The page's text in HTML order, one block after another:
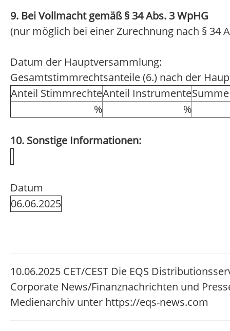
9. Bei Vollmacht gemäß § 34 Abs. 3 WpHG
(nur möglich bei einer Zurechnung nach § 34
Datum der Hauptversammlung:
Gesamtstimmrechtsanteile (6.) nach der
Anteil StimmrechteAnteil Instrumente
%
%
10. Sonstige Informationen:
Datum
06.06.2025
10.06.2025 CET/CEST Die EQS
Corporate News/Finanznachrichten und
Medienarchiv unter https://eqs-news.com